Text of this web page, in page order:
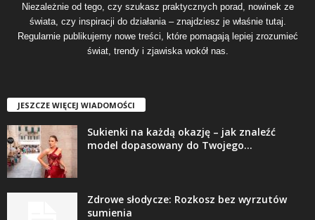
Niezależnie od tego, czy szukasz praktycznych porad, nowinek ze
świata, czy inspiracji do działania – znajdziesz je właśnie tutaj.
Regularnie publikujemy nowe treści, które pomagają lepiej zrozumieć
świat, trendy i zjawiska wokół nas.
JESZCZE WIĘCEJ WIADOMOŚCI
Sukienki na każdą okazję – jak znaleźć
model dopasowany do Twojego...
Zdrowe słodycze: Rozkosz bez wyrzutów
sumienia